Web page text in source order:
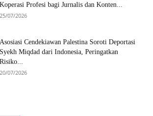
Koperasi Profesi bagi Jurnalis dan Konten...
25/07/2026
Asosiasi Cendekiawan Palestina Soroti Deportasi
Syekh Miqdad dari Indonesia, Peringatkan
Risiko...
20/07/2026